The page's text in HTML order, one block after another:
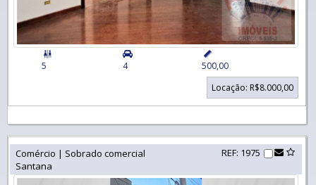

5 4

500,00
Locação: R$8.000,00
Comércio | Sobrado comercial
Santana
REF: 1975